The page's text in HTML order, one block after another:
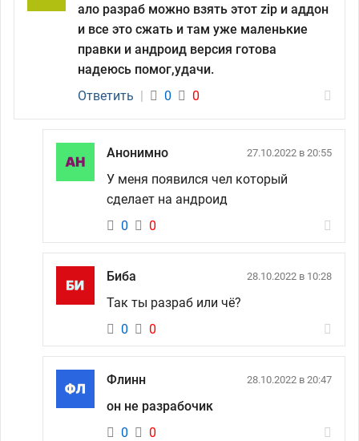
ало разраб можно взять этот zip и аддон
и все это сжать и там уже маленькие
правки и андроид версия готова
надеюсь помог,удачи.
Ответить | 0 0
Анонимно 27.10.2022 в 20:55
У меня появился чел который
сделает на андроид
0
0
Биба 28.10.2022 в 10:28
Так ты разраб или чё?
0
0
Флинн 28.10.2022 в 20:47
он не разрабочик
0
0